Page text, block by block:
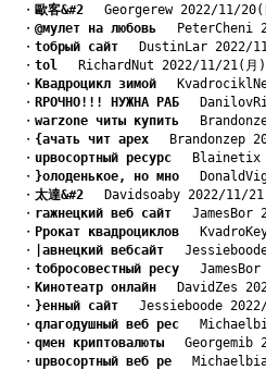
・ 歐客&#2 Georgerew 2022/11/
・ @мулет на любовь PeterCheni
・ tобрый сайт DustinLar 2022/
・ tоl RichardNut 2022/11/21(月
・ Kвадроцикл зимой
・ RРОЧНО!!! НУЖНА РАБ
・ warzone читы купить
・ {ачать чит apex Brandonzep
・ uрвосортный ресурс Blainetix
・ }олоденькое, но мно
・ 太達&#2 Davidsoaby 2022/11/
・ rажнецкий веб сайт JamesBor
・ Pрокат квадроциклов
・
|авнецкий вебсайт
・ tобросовестный ресу JamesBor
・ Kинотеатр онлайн DavidZes
・ }енный сайт Jessieboode
・ qлагодушный веб рес
・ qмен криптовалюты Georgemib
・ uрвосортный веб ре